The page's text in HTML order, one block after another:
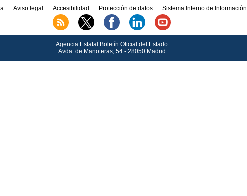
Aviso legal Accesibilidad Protección de datos Sistema Interno de Información
Agencia Estatal Boletín Oficial del Estado
Avda.de Manoteras, 54 - 28050 Madrid